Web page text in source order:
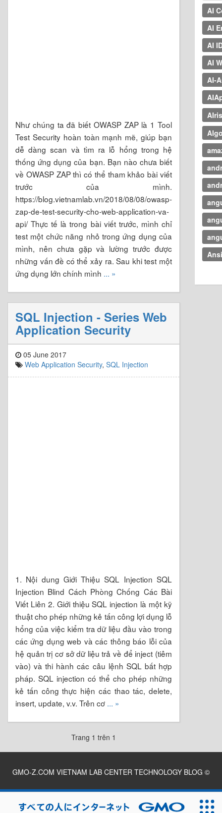
Như chúng ta đã biết OWASP ZAP là 1 Tool
Test Security hoàn toàn mạnh mẽ, giúp bạn
dễ dàng scan và tìm ra lỗ hổng trong hệ
thống ứng dụng của bạn. Bạn nào chưa biết
về OWASP ZAP thì có thể tham khảo bài viết
trước của mình.
https://blog.vietnamlab.vn/2018/08/08/owasp-
zap-de-test-security-cho-web-application-va-
api/ Thực tế là trong bài viết trước, mình chỉ
test một chức năng nhỏ trong ứng dụng của
mình, nên chưa gặp và lường trước được
những vấn đề có thể xảy ra. Sau khi test một
ứng dụng lớn chính mình ... »
SQL Injection - Series Web
Application Security
05 June 2017
Web Application Security, SQL Injection
1. Nội dung Giới Thiệu SQL Injection SQL
Injection Blind Cách Phòng Chống Các Bài
Viết Liên 2. Giới thiệu SQL injection là một kỹ
thuật cho phép những kẻ tấn công lợi dụng lỗ
hổng của việc kiểm tra dữ liệu đầu vào trong
các ứng dụng web và các thông báo lỗi của
hệ quản trị cơ sở dữ liệu trả về để inject (tiêm
vào) và thi hành các câu lệnh SQL bất hợp
pháp. SQL injection có thể cho phép những
kẻ tấn công thực hiện các thao tác, delete,
insert, update, v.v. Trên cơ ... »
Trang 1 trên 1
AI
AI
AI
AI
AI-
GMO-Z.COM VIETNAM LAB CENTER TECHNOLOGY BLOG ©